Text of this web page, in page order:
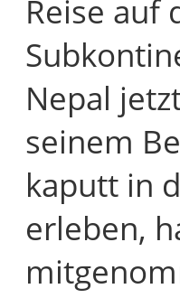
Reise auf
Nepal
seinem
kaputt in
erleben,